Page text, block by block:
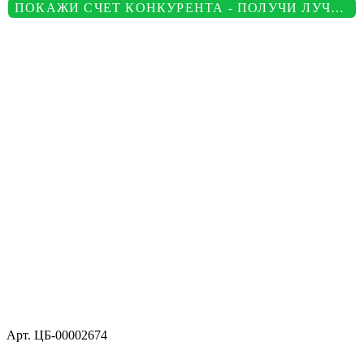
ПОКАЖИ СЧЕТ КОНКУРЕНТА - ПОЛУЧИ ЛУЧШУЮ ЦЕНУ
Арт. ЦБ-00002674